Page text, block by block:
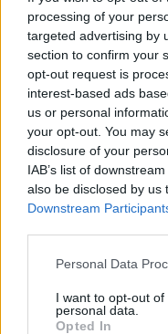
processing of your
targeted advertising by
section to confirm your
opt-out request is
interest-based ads
us or personal
your opt-out. You may
disclosure of your
IAB’s list of
also be disclosed by us
Downstream
Personal Data
I want to opt-out
personal data.
Opted In
Letra Quiera Dios
Letra Nadita de
+ Letras de Mirtha Perez
Mirtha Perezno
apoyados y